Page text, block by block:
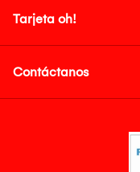
Tarjeta oh!
Contáctanos